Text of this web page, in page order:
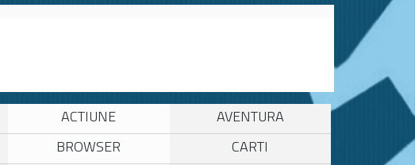
ACTIUNE
AVENTURA
BROWSER
CARTI